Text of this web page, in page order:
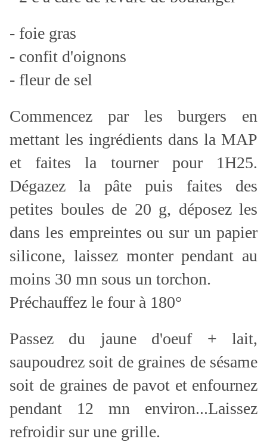
- foie gras
- confit d'oignons
- fleur de sel
Commencez par les burgers en
mettant les ingrédients dans la MAP
et faites la tourner pour 1H25.
Dégazez la pâte puis faites des
petites boules de 20 g, déposez les
dans les empreintes ou sur un papier
silicone, laissez monter pendant au
moins 30 mn sous un torchon.
Préchauffez le four à 180°
Passez du jaune d'oeuf + lait,
saupoudrez soit de graines de sésame
soit de graines de pavot et enfournez
pendant 12 mn environ...Laissez
refroidir sur une grille.